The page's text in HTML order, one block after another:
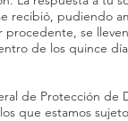
recibió, pudiendo
se
de los quince
de Protección de
que estamos